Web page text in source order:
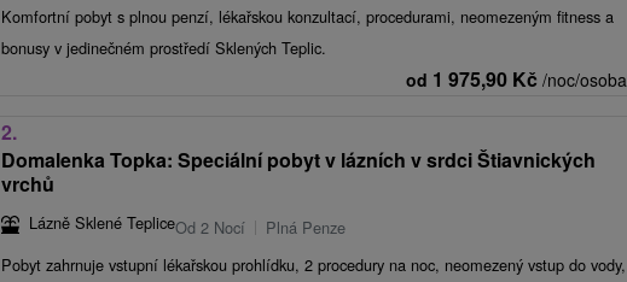
Komfortní pobyt s plnou penzí, lékařskou konzultací, procedurami, neomezeným fitness a
bonusy v jedinečném prostředí Sklených Teplic.
od 1 975,90 Kč /noc/osoba
2.
Domalenka Topka: Speciální pobyt v lázních v srdci Štiavnických
vrchů
Lázně Sklené TepliceOd 2 Nocí
Plná Penze
Pobyt zahrnuje vstupní lékařskou prohlídku, 2 procedury na noc, neomezený vstup do vody,